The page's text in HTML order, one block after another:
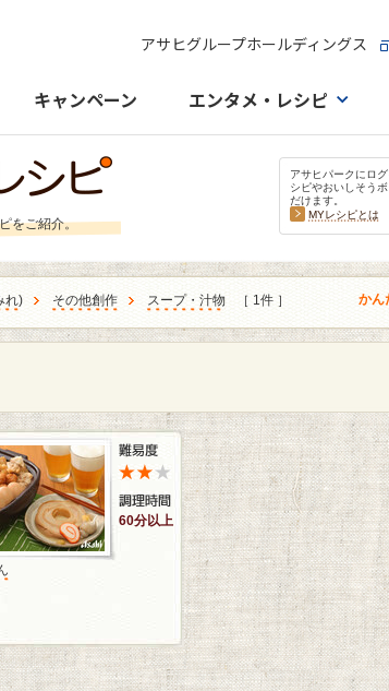
アサヒグループホールディングス
キャンペーン エンタメ・レシピ
をご紹介。
アサヒパークにロ
シピやおいしそう
だけます。
MYレシピとは
れ) その他創作 スープ・汁物 ［ 1件 ］ かん
60分以上